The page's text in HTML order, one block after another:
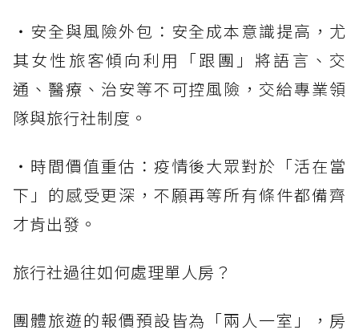
・安全與風險外包：安全成本意識提高，尤
其女性旅客傾向利用「跟團」將語言、交
通、醫療、治安等不可控風險，交給專業領
隊與旅行社制度。
・時間價值重估：疫情後大眾對於「活在當
下」的感受更深，不願再等所有條件都備齊
才肯出發。
旅行社過往如何處理單人房？
團體旅遊的報價預設皆為「兩人一室」，房